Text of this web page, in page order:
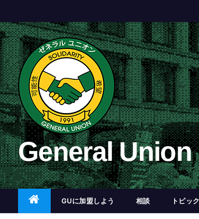
ン
テ
ン
ツ
へ
ス
キ
ッ
プ
General Union
GUに加盟しよう 相談 トピック